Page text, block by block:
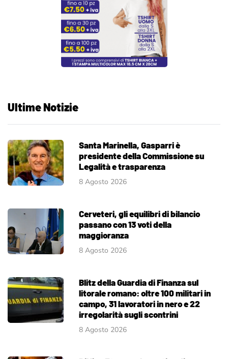
Ultime Notizie
Santa Marinella, Gasparri è
presidente della Commissione su
Legalità e trasparenza
8 Agosto 2026
Cerveteri, gli equilibri di bilancio
passano con 13 voti della
maggioranza
8 Agosto 2026
Blitz della Guardia di Finanza sul
litorale romano: oltre 100 militari in
campo, 31 lavoratori in nero e 22
irregolarità sugli scontrini
8 Agosto 2026